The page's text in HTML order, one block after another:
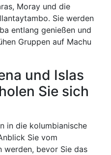
Moray und die
Sie werden
entlang genießen und
Gruppen auf Machu
und Islas
Sie sich
in die kolumbianische
Sie vom
werden, bevor Sie das